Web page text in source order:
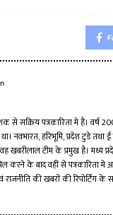
से सक्रिय पत्रकारिता मे है। वर्ष
नवभारत, हरिभूमि, प्रदेश टुडे तथा
खबरीलाल टीम के प्रमुख है। मध्य
करने के बाद वहीं से
राजनीति की खबरों की रिपोर्टिंग